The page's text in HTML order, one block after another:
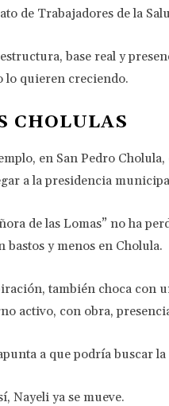
de Trabajadores de la
base real y
lo quieren creciendo.
CHOLULAS
en San Pedro
a la presidencia
de las Lomas” no ha
bastos y menos en Cholula.
también choca con
activo, con obra,
a que podría buscar
Nayeli ya se mueve.